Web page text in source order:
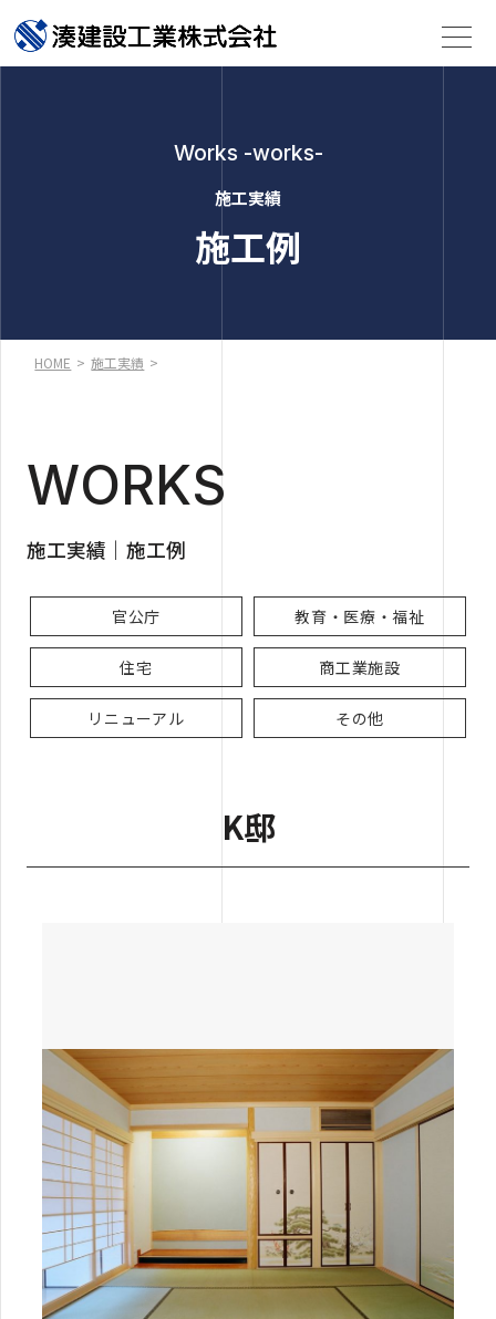
Works -works-
施工実績
施工例
HOME > 施工実績 >
WORKS
施工実績｜施工例
官公庁 教育・医療・福祉
住宅 商工業施設
リニューアル その他
K邸